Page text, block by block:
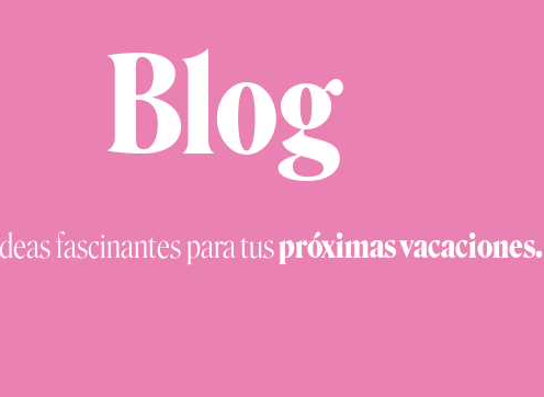
Blog
fascinantes paratuspróximas vacaciones.